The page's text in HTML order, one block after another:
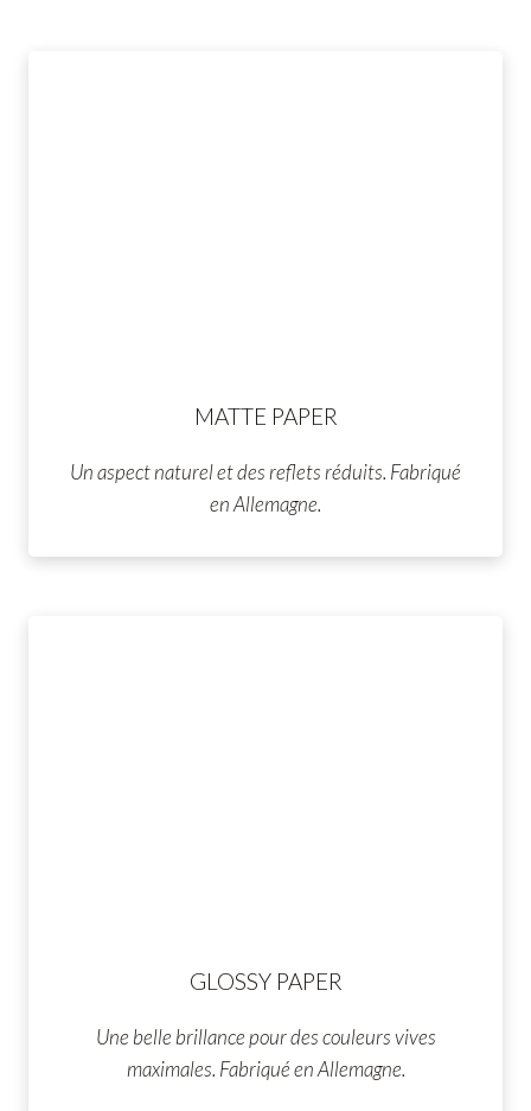
MATTE PAPER
Un aspect naturel et des reflets réduits. Fabriqué
en Allemagne.
GLOSSY PAPER
Une belle brillance pour des couleurs vives
maximales. Fabriqué en Allemagne.